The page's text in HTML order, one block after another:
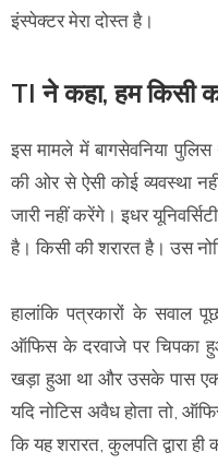
इंस्पेक्टर मेरा दोस्त है।
TI ने कहा, हम किसी
इस मामले में बागसेवनिया
की ओर से ऐसी कोई व्यवस्था
जारी नहीं करेंगे। इधर
है। किसी की शरारत है। उस
हालांकि पत्रकारों के
ऑफिस के दरवाजे पर चिपका
खड़ा हुआ था और उसके पास एक
यदि नोटिस अवैध होता तो,
कि यह शरारत, कुलपति द्वारा ही